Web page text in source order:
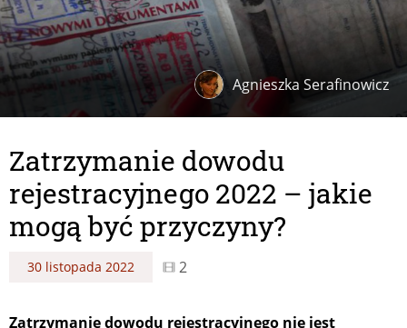
Agnieszka Serafinowicz
Zatrzymanie dowodu
rejestracyjnego 2022 – jakie
mogą być przyczyny?
30 listopada 2022 2
Zatrzymanie dowodu rejestracyjnego nie jest